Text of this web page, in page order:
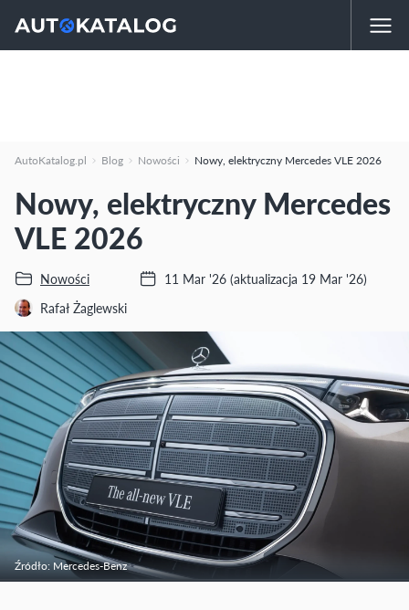
AutoKatalog.pl Blog Nowości Nowy, elektryczny Mercedes VLE 2026
Nowy, elektryczny Mercedes
VLE 2026
Nowości
Rafał Żaglewski
11 Mar '26 (aktualizacja 19 Mar '26)
Źródło: Mercedes-Benz